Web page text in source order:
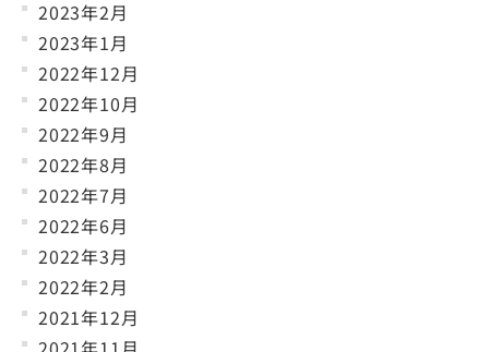
2023年2月
2023年1月
2022年12月
2022年10月
2022年9月
2022年8月
2022年7月
2022年6月
2022年3月
2022年2月
2021年12月